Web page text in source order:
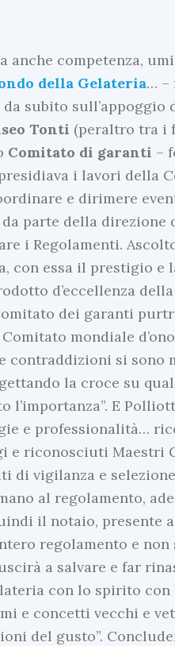
anche competenza,
della Gelateria… –
subito sull’appoggio
Tonti (peraltro tra i
Comitato di garanti –
i lavori della
e dirimere
parte della direzione
i Regolamenti.
con essa il prestigio e
d’eccellenza
dei garanti
mondiale
contraddizioni si sono
la croce su
l’importanza”. E
e professionalità…
e riconosciuti Maestri
di vigilanza e
al regolamento,
il notaio, presente
regolamento e
a salvare e far
con lo spirito
e concetti vecchi e
del gusto”.